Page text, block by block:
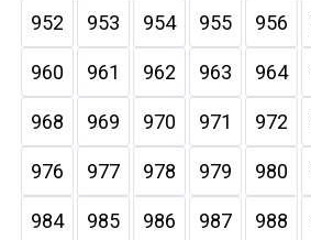
952 953 954 955 956
960 961 962 963 964
968 969 970 971 972
976 977 978 979 980
984 985 986 987 988